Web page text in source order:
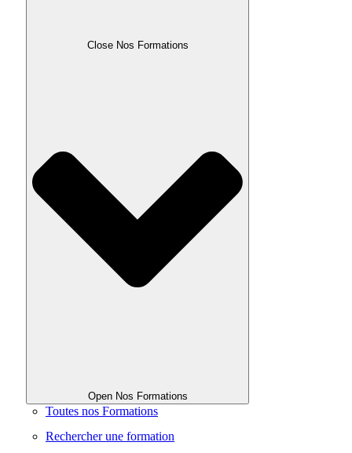
Close Nos Formations
Open Nos Formations
Toutes nos Formations
Rechercher une formation